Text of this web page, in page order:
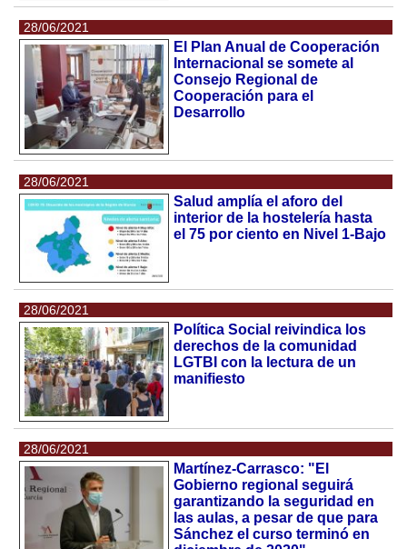
28/06/2021
El Plan Anual de Cooperación
Internacional se somete al
Consejo Regional de
Cooperación para el
Desarrollo
28/06/2021
Salud amplía el aforo del
interior de la hostelería hasta
el 75 por ciento en Nivel 1-Bajo
28/06/2021
Política Social reivindica los
derechos de la comunidad
LGTBI con la lectura de un
manifiesto
28/06/2021
Martínez-Carrasco: "El
Gobierno regional seguirá
garantizando la seguridad en
las aulas, a pesar de que para
Sánchez el curso terminó en